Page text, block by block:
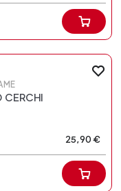
CERCHI
25,90 €